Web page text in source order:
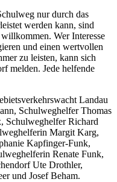
nur durch das
werden kann, sind
Wer Interesse
und einen wertvollen
zu leisten, kann sich
melden. Jede helfende
Landau
Schulweghelfer Thomas
Schulweghelfer Richard
Margit Karg,
Kapfinger-Funk,
Renate Funk,
Ute Drothler,
und Josef Beham.